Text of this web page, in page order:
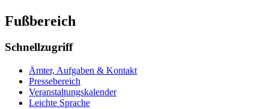
Fußbereich
Schnellzugriff
Ämter, Aufgaben & Kontakt
Pressebereich
Veranstaltungskalender
Leichte Sprache